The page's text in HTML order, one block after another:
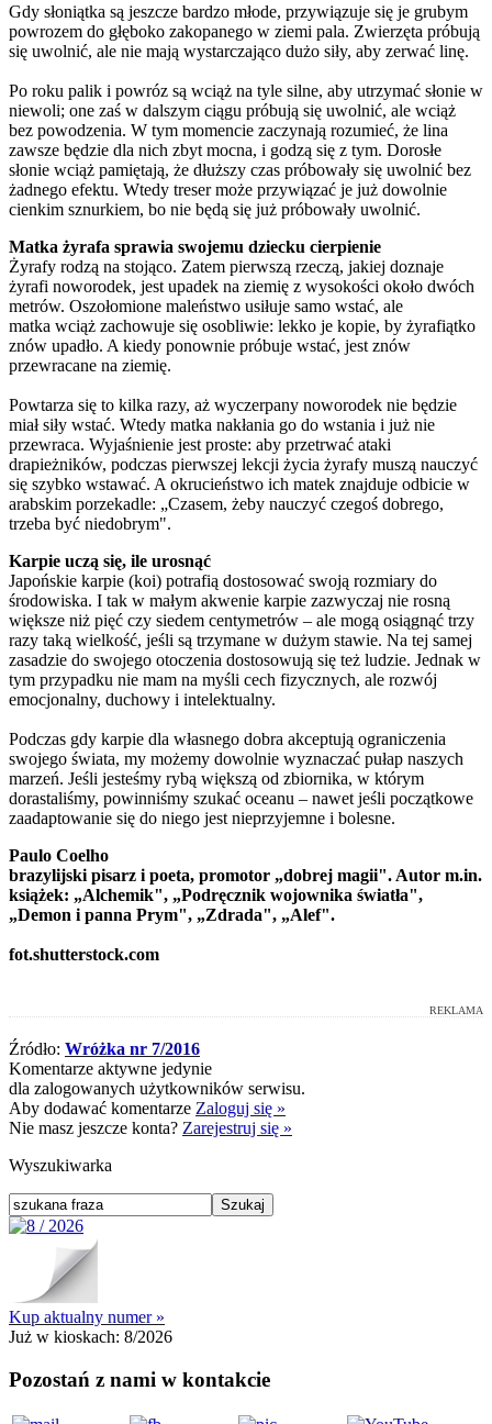
Gdy słoniątka są jeszcze bardzo młode, przywiązuje się je grubym
powrozem do głęboko zakopanego w ziemi pala. Zwierzęta próbują
się uwolnić, ale nie mają wystarczająco dużo siły, aby zerwać linę.
Po roku palik i powróz są wciąż na tyle silne, aby utrzymać słonie w
niewoli; one zaś w dalszym ciągu próbują się uwolnić, ale wciąż
bez powodzenia. W tym momencie zaczynają rozumieć, że lina
zawsze będzie dla nich zbyt mocna, i godzą się z tym. Dorosłe
słonie wciąż pamiętają, że dłuższy czas próbowały się uwolnić bez
żadnego efektu. Wtedy treser może przywiązać je już dowolnie
cienkim sznurkiem, bo nie będą się już próbowały uwolnić.
Matka żyrafa sprawia swojemu dziecku cierpienie
Żyrafy rodzą na stojąco. Zatem pierwszą rzeczą, jakiej doznaje
żyrafi noworodek, jest upadek na ziemię z wysokości około dwóch
metrów. Oszołomione maleństwo usiłuje samo wstać, ale
matka wciąż zachowuje się osobliwie: lekko je kopie, by żyrafiątko
znów upadło. A kiedy ponownie próbuje wstać, jest znów
przewracane na ziemię.
Powtarza się to kilka razy, aż wyczerpany noworodek nie będzie
miał siły wstać. Wtedy matka nakłania go do wstania i już nie
przewraca. Wyjaśnienie jest proste: aby przetrwać ataki
drapieżników, podczas pierwszej lekcji życia żyrafy muszą nauczyć
się szybko wstawać. A okrucieństwo ich matek znajduje odbicie w
arabskim porzekadle: „Czasem, żeby nauczyć czegoś dobrego,
trzeba być niedobrym".
Karpie uczą się, ile urosnąć
Japońskie karpie (koi) potrafią dostosować swoją rozmiary do
środowiska. I tak w małym akwenie karpie zazwyczaj nie rosną
większe niż pięć czy siedem centymetrów – ale mogą osiągnąć trzy
razy taką wielkość, jeśli są trzymane w dużym stawie. Na tej samej
zasadzie do swojego otoczenia dostosowują się też ludzie. Jednak w
tym przypadku nie mam na myśli cech fizycznych, ale rozwój
emocjonalny, duchowy i intelektualny.
Podczas gdy karpie dla własnego dobra akceptują ograniczenia
swojego świata, my możemy dowolnie wyznaczać pułap naszych
marzeń. Jeśli jesteśmy rybą większą od zbiornika, w którym
dorastaliśmy, powinniśmy szukać oceanu – nawet jeśli początkowe
zaadaptowanie się do niego jest nieprzyjemne i bolesne.
Paulo Coelho
brazylijski pisarz i poeta, promotor „dobrej magii". Autor m.in.
książek: „Alchemik", „Podręcznik wojownika światła",
„Demon i panna Prym", „Zdrada", „Alef".
fot.shutterstock.com
REKLAMA
Źródło: Wróżka nr 7/2016
Komentarze aktywne jedynie
dla zalogowanych użytkowników serwisu.
Aby dodawać komentarze Zaloguj się »
Nie masz jeszcze konta? Zarejestruj się »
Wyszukiwarka
Kup aktualny numer »
Już w kioskach: 8/2026
Pozostań z nami w kontakcie